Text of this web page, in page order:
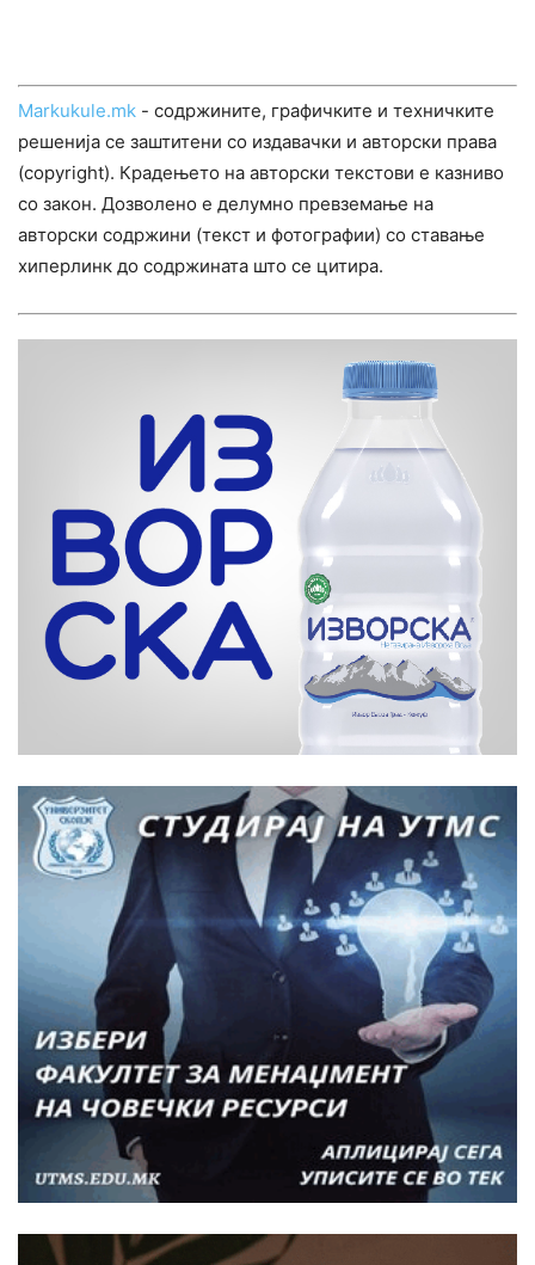
Markukule.mk - содржините, графичките и техничките
решенија се заштитени со издавачки и авторски права
(copyright). Крадењето на авторски текстови е казниво
со закон. Дозволено е делумно превземање на
авторски содржини (текст и фотографии) со ставање
хиперлинк до содржината што се цитира.